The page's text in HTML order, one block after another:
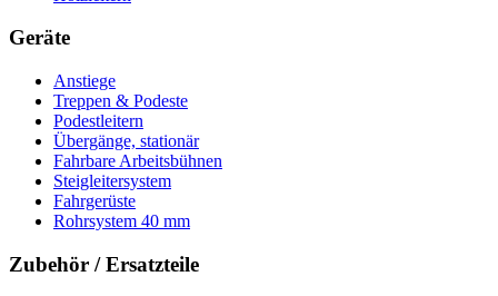
Geräte
Anstiege
Treppen & Podeste
Podestleitern
Übergänge, stationär
Fahrbare Arbeitsbühnen
Steigleitersystem
Fahrgerüste
Rohrsystem 40 mm
Zubehör / Ersatzteile